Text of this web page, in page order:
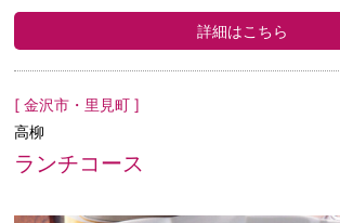
詳細はこちら
[ 金沢市・里見町 ]
高柳
ランチコース